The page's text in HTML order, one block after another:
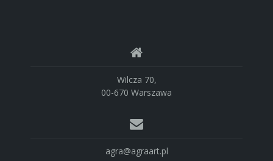
Wilcza 70,
00-670 Warszawa
agra@agraart.pl